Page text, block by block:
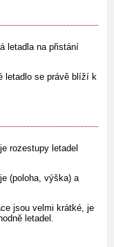
letadla na přistání
letadlo se právě blíží k
rozestupy letadel
(poloha, výška) a
jsou velmi krátké, je
letadel.